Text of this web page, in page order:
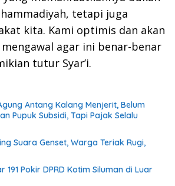
tetapi juga
kita. Kami optimis dan akan
agar ini benar-benar
tutur Syar’i.
Antang Kalang Menjerit, Belum
Pupuk Subsidi, Tapi Pajak Selalu
Suara Genset, Warga Teriak Rugi,
191 Pokir DPRD Kotim Siluman di Luar